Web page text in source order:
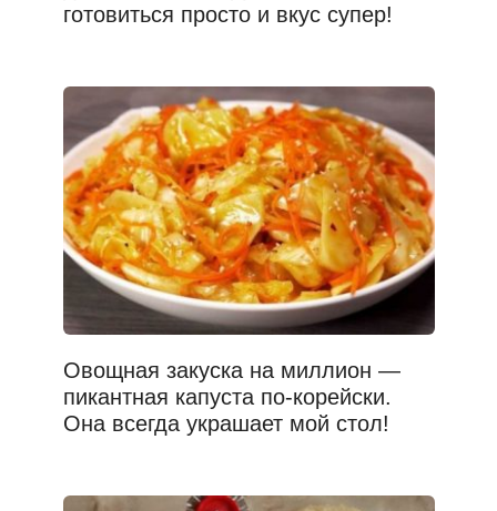
готовиться просто и вкус супер!
Овощная закуска на миллион —
пикантная капуста по-корейски.
Она всегда украшает мой стол!